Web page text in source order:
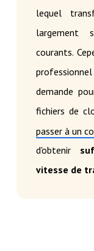
lequel
largement
courants.
demande
fichiers de
passer à un
d'obtenir
vitesse de